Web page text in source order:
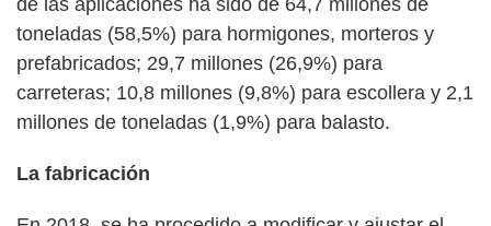
toneladas (58,5%) para hormigones, morteros y
prefabricados; 29,7 millones (26,9%) para
carreteras; 10,8 millones (9,8%) para escollera y 2,1
millones de toneladas (1,9%) para balasto.
La fabricación